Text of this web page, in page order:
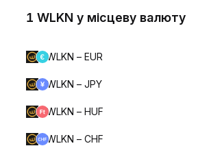
1 WLKN у місцеву валюту
WLKN – EUR
WLKN – JPY
WLKN – HUF
WLKN – CHF